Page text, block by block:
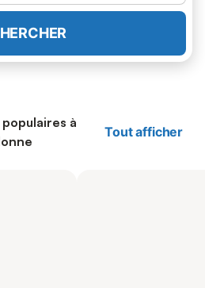
à
Tout afficher